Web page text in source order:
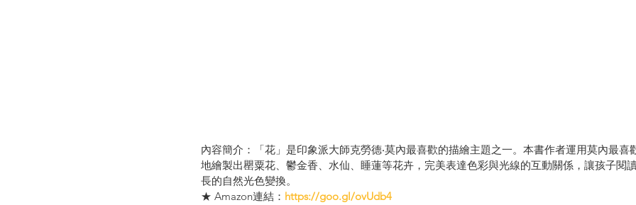
內容簡介：「花」是印象派大師克勞德‧莫內最喜歡的描繪主題之一。本書作者運用莫內最喜
地繪製出罌粟花、鬱金香、水仙、睡蓮等花卉，完美表達色彩與光線的互動關係，讓孩子閱
長的自然光色變換。
★ Amazon連結： https://goo.gl/ovUdb4